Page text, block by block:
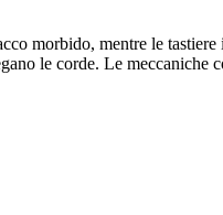
morbido, mentre le
le corde. Le